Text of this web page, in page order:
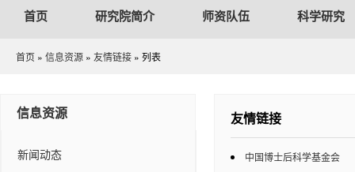
首页 研究院简介 师资队伍 科学研究
首页 » 信息资源 » 友情链接 » 列表
信息资源
新闻动态
友情链接
中国博士后科学基金会